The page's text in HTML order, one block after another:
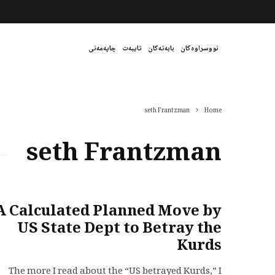
نووسراوەکان بابەتەکان تایبەت چاپەمەنی
Home
seth Frantzman
seth Frantzman
Calculated Planned Move by
US State Dept to Betray the
Kurds